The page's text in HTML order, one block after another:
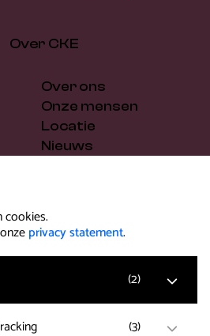
cookies.
privacy statement.
(2)
(3)
Over CKE
Over ons
Onze mensen
Locatie
Nieuws
Bestuur en beleid
Pers